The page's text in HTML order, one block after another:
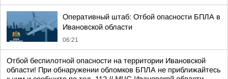
Оперативный штаб: Отбой опасности БПЛА в
Ивановской области
06:21
Отбой беспилотной опасности на территории Ивановской
области! При обнаружении обломков БПЛА не приближайтесь